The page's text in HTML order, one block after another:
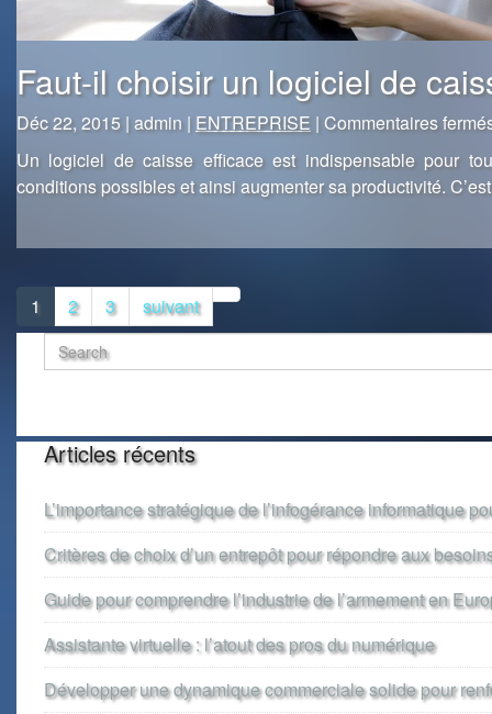
Faut-il choisir un logiciel de
Déc 22, 2015 | admin | ENTREPRISE | Commentaires
Un logiciel de caisse efficace est indispensable pour
conditions possibles et ainsi augmenter sa productivité.
1 2 3 suivant
Articles récents
L’importance stratégique de l’infogérance informatique
Critères de choix d’un entrepôt pour répondre aux
Guide pour comprendre l’industrie de l’armement en
Assistante virtuelle : l’atout des pros du numérique
Développer une dynamique commerciale solide pour